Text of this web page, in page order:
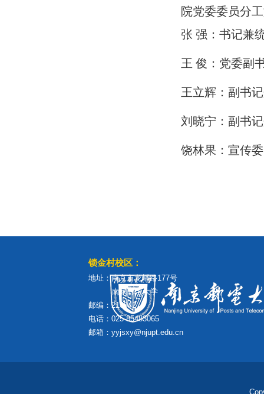
院党委委员分
张 强：书记兼
王 俊：党委副
王立辉：副书
刘晓宁：副书
饶林果：宣传
锁金村校区：
地址：南京市龙蟠路177号
南京邮电大学
邮编：210042
电话：025-85483065
邮箱：yyjsxy@njupt.edu.cn